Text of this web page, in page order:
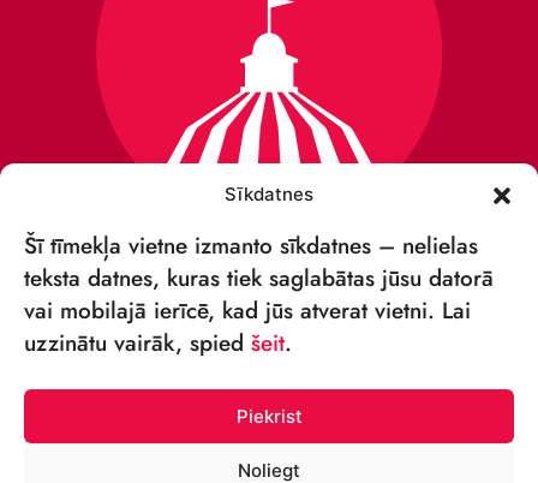
Sīkdatnes
Šī tīmekļa vietne izmanto sīkdatnes – nelielas
teksta datnes, kuras tiek saglabātas jūsu datorā
vai mobilajā ierīcē, kad jūs atverat vietni. Lai
uzzinātu vairāk, spied šeit.
Piekrist
Noliegt
VSIA „RĪGAS CIRKS”
Merķeļa iela 4,
Rīga, LV-1050, Latvija
Reģ. Nr.: 40003027789